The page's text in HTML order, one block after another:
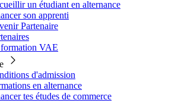
un étudiant en alternance
son apprenti
Partenaire
VAE
d'admission
en alternance
tes études de commerce